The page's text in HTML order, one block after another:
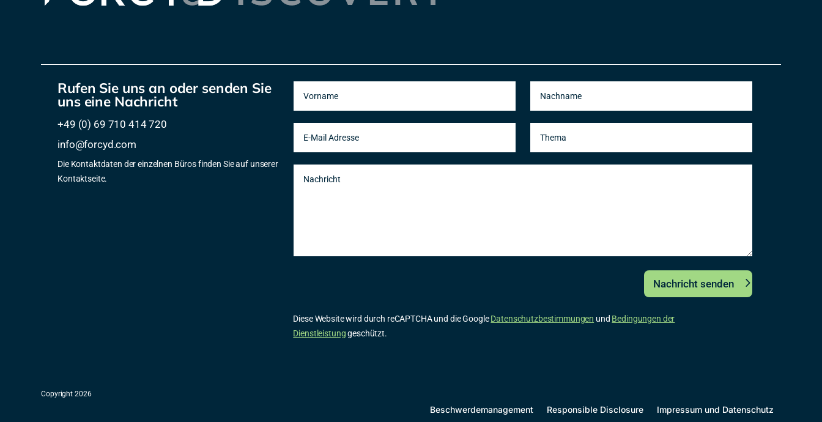
Rufen Sie uns an oder senden Sie
uns eine Nachricht
+49 (0) 69 710 414 720
info@forcyd.com
Die Kontaktdaten der einzelnen Büros finden Sie auf unserer
Kontaktseite.
Nachricht senden
Diese Website wird durch reCAPTCHA und die GoogleDatenschutzbestimmungen und Bedingungen der
Dienstleistunggeschützt.
Copyright 2026
Beschwerdemanagement Responsible Disclosure Impressum und Datenschutz